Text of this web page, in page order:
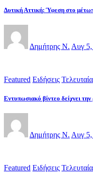
Δυτική Αττική: Ύφεση στο
Δημήτρης Ν. Αυγ
Featured Ειδήσεις
Εντυπωσιακό βίντεο δείχνει
Δημήτρης Ν. Αυγ
Featured Ειδήσεις